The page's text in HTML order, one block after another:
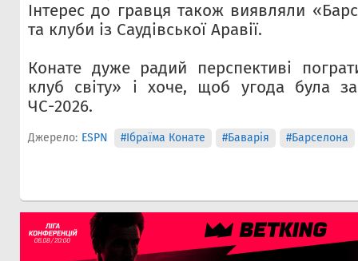
Інтерес до гравця також виявляли
та клуби із Саудівської Аравії.
Конате дуже радий перспективі
клуб світу» і хоче, щоб угода була
ЧС-2026.
Джерело: ESPN #Ібраїма Конате #Баварія #Барселона